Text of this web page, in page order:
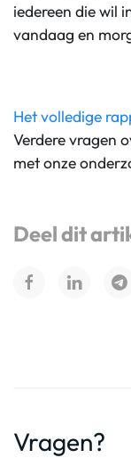
iedereen die wil
vandaag en
Het volledige
Verdere vragen
met onze
Deel dit
Vragen?